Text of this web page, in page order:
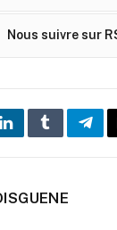
Nous suivre sur
LinkedInTumblr